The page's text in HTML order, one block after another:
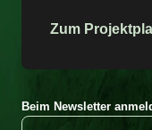
Zum
Beim Newsletter